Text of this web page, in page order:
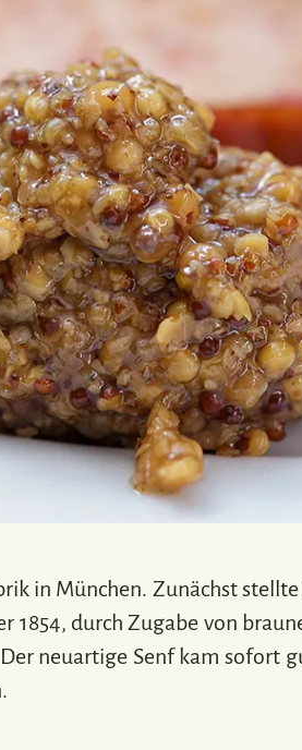
in München. Zunächst
durch Zugabe von
neuartige Senf kam sofort